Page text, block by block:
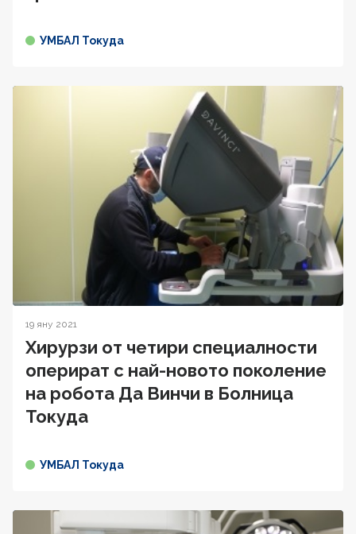
УМБАЛ Токуда
19 яну 2021
Хирурзи от четири специалности
оперират с най-новото поколение
на робота Да Винчи в Болница
Токуда
УМБАЛ Токуда